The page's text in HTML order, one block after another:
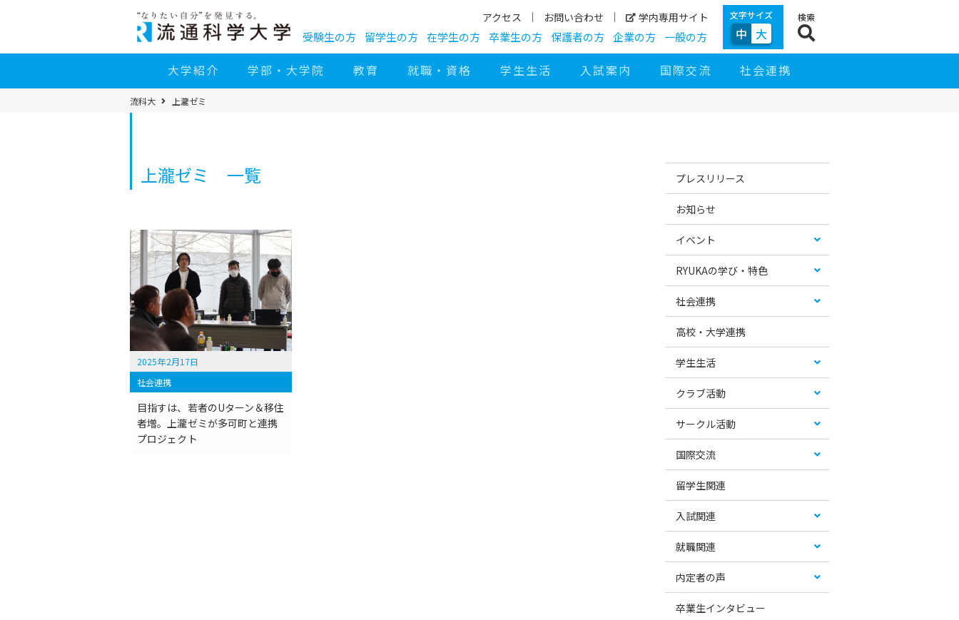
へ
アクセス お問い合わせ 学内専用サイト
受験生の方 留学生の方 在学生の方 卒業生の方 保護者の方 企業の方 一般の方
文字サイズ
中 大
検索
大学紹介 学部・大学院 教育 就職・資格 学生生活 入試案内 国際交流 社会連携
パ
ン
流科大 上瀧ゼミ
上瀧ゼミ 一覧
2025年2月17日
社会連携
目指すは、若者のUターン＆移住
者増。上瀧ゼミが多可町と連携
プロジェクト
イ
ビ
シ
お
め
テ
カ
リ
ス
プレスリリース
お知らせ
イベント
RYUKAの学び・特色
社会連携
高校・大学連携
学生生活
クラブ活動
サークル活動
国際交流
留学生関連
入試関連
就職関連
内定者の声
卒業生インタビュー